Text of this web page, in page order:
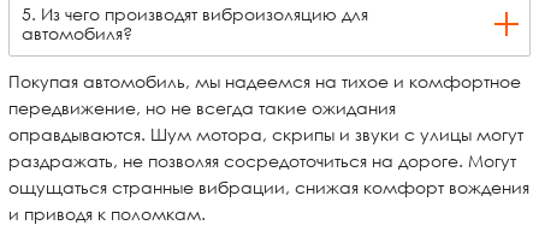
5. Из чего производят виброизоляцию для
автомобиля?
Покупая автомобиль, мы надеемся на тихое и комфортное
передвижение, но не всегда такие ожидания
оправдываются. Шум мотора, скрипы и звуки с улицы могут
раздражать, не позволяя сосредоточиться на дороге. Могут
ощущаться странные вибрации, снижая комфорт вождения
и приводя к поломкам.